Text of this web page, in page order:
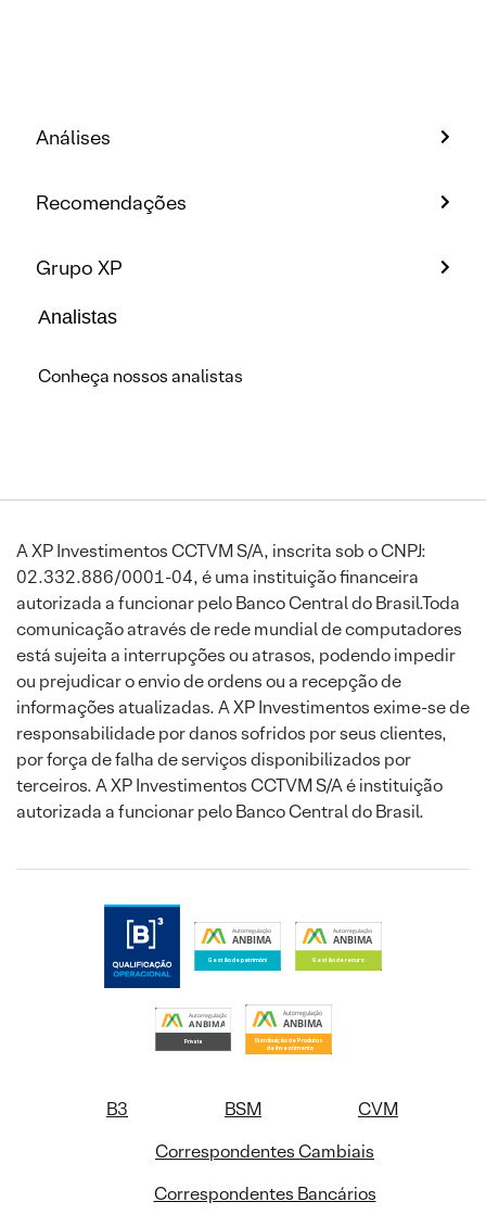
Análises
Recomendações
Grupo XP
Analistas
Conheça nossos analistas
A XP Investimentos CCTVM S/A, inscrita sob o CNPJ:
02.332.886/0001-04, é uma instituição financeira
autorizada a funcionar pelo Banco Central do Brasil.Toda
comunicação através de rede mundial de computadores
está sujeita a interrupções ou atrasos, podendo impedir
ou prejudicar o envio de ordens ou a recepção de
informações atualizadas. A XP Investimentos exime-se de
responsabilidade por danos sofridos por seus clientes,
por força de falha de serviços disponibilizados por
terceiros. A XP Investimentos CCTVM S/A é instituição
autorizada a funcionar pelo Banco Central do Brasil.
B3 BSM
CVM
Correspondentes Cambiais
Correspondentes Bancários